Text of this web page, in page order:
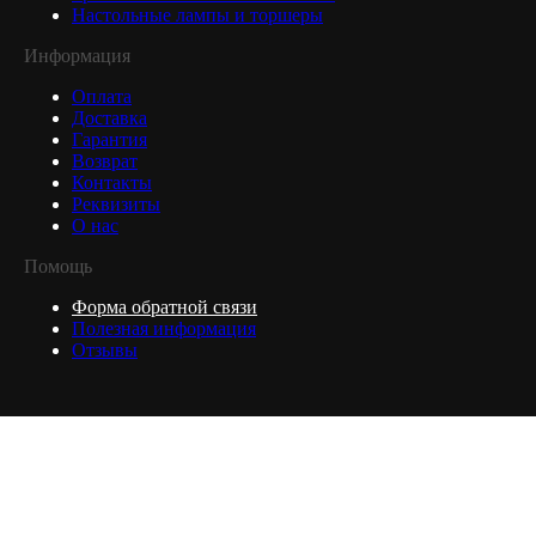
Настольные лампы и торшеры
Информация
Оплата
Доставка
Гарантия
Возврат
Контакты
Реквизиты
О нас
Помощь
Форма обратной связи
Полезная информация
Отзывы